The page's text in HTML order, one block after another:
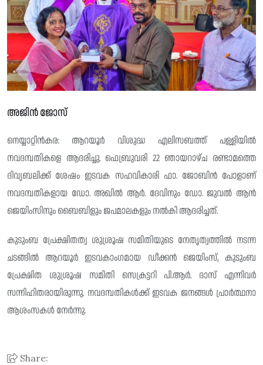
അജിൻ ജോസ്
നെയ്യാറ്റിൻകര: ആറയൂർ വിശുദ്ധ എലിസബത്ത് പള്ളിയിൽ
നവദമ്പതികളെ ആദരിച്ചു. ഫെബ്രുവരി 22 ഞായറാഴ്ച രണ്ടാമത്തെ
ദിവ്യബലിക്ക് ശേഷം ഇടവക സഹവികാരി ഫാ. ജോബിൻ പോളാണ്
നവദമ്പതികളായ ഡോ. അഖിൽ ആർ. ദേവിനും ഡോ. ജുവൽ ആൻ
ജെയിംസിനും ബൈബിളും ജപമാലകളും നൽകി ആദരിച്ചത്.
കുടുംബ പ്രേക്ഷിതത്വ ശുശ്രൂഷ സമിതിയുടെ നേതൃത്വത്തിൽ നടന്ന
ചടങ്ങിൽ ആറയൂർ ഇടവകാംഗമായ ഡീക്കൻ ജെയിംസ്, കുടുംബ
പ്രേക്ഷിത ശുശ്രൂഷ സമിതി സെക്രട്ടറി പി.ആർ. ദാസ് എന്നിവർ
സന്നിഹിതരായിരുന്നു. നവദമ്പതികൾക്ക് ഇടവക ജനങ്ങൾ പ്രാർത്ഥനാ
ആശംസകൾ നേർന്നു.
Share: